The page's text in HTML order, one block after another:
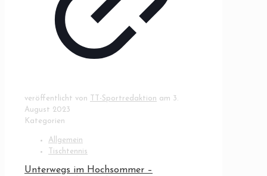
veröffentlicht von TT-Sportredaktion am 3.
August 2023
Kategorien
Allgemein
Tischtennis
Unterwegs im Hochsommer –